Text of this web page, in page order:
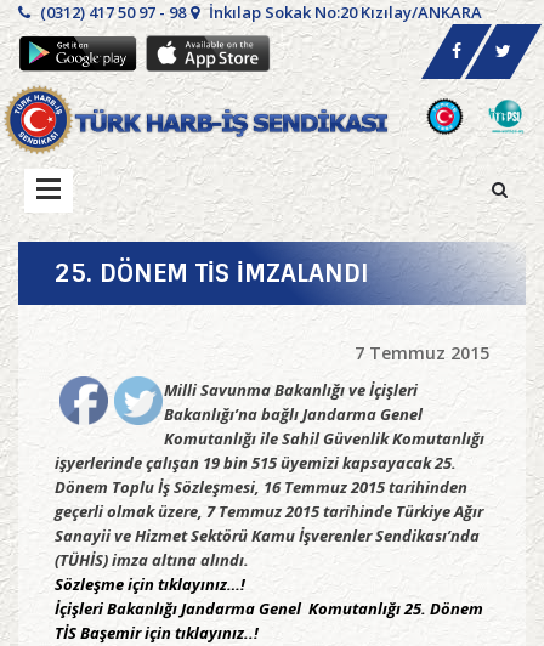
(0312) 417 50 97 - 98 İnkılap Sokak No:20 Kızılay/ANKARA
25. DÖNEM TİS İMZALANDI
7 Temmuz 2015
Milli Savunma Bakanlığı ve İçişleri
Bakanlığı’na bağlı Jandarma Genel
Komutanlığı ile Sahil Güvenlik Komutanlığı
işyerlerinde çalışan 19 bin 515 üyemizi kapsayacak 25.
Dönem Toplu İş Sözleşmesi, 16 Temmuz 2015 tarihinden
geçerli olmak üzere, 7 Temmuz 2015 tarihinde Türkiye Ağır
Sanayii ve Hizmet Sektörü Kamu İşverenler Sendikası’nda
(TÜHİS) imza altına alındı.
Sözleşme için tıklayınız…!
İçişleri Bakanlığı Jandarma Genel Komutanlığı 25. Dönem
TİS Başemir için tıklayınız..!